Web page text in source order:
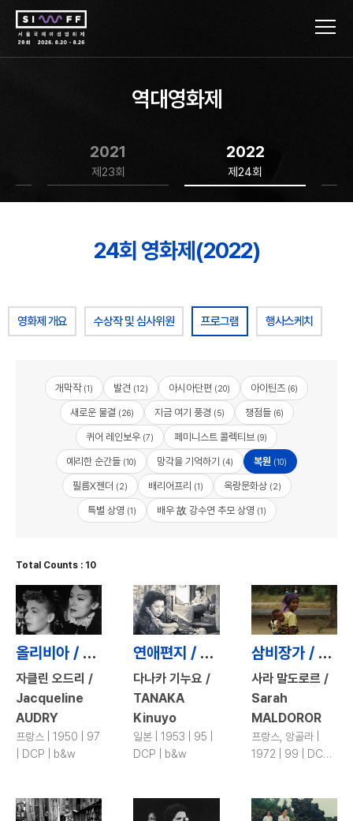
역대영화제
2021
제23회
2022
제24회
24회 영화제(2022)
영화제 개요 수상작 및 심사위원 프로그램 행사스케치
개막작(1) 발견 (12) 아시아단편 (20) 아이틴즈 (6)
새로운 물결 (26) 지금 여기 풍경 (5) 쟁점들(6)
퀴어 레인보우 (7) 페미니스트 콜렉티브 (9)
예리한 순간들 (10) 망각을 기억하기 (4) 복원 (10)
필름X젠더 (2) 배리어프리 (1) 옥랑문화상(2)
특별 상영 (1) 배우 故 강수연 추모 상영 (1)
Total Counts : 10
올리비아 / Olivia
자클린 오드리 /
Jacqueline
AUDRY
프랑스 | 1950 | 97
| DCP | b&w
연애편지 / Love Letter
다나카 기누요 /
TANAKA
Kinuyo
일본 | 1953 | 95 |
DCP | b&w
삼비장가 / Sambizanga
사라 말도로르 /
Sarah
MALDOROR
프랑스, 앙골라 |
1972 | 99 | DCP |